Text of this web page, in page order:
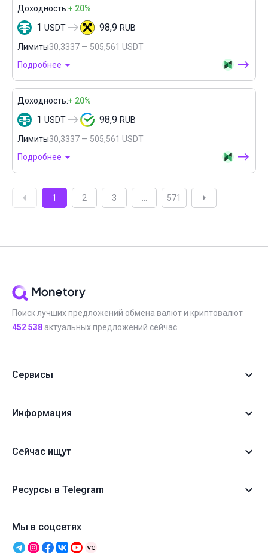
Доходность:+ 20%
1 USDT 98,9 RUB
Лимиты30,3337 — 505,561 USDT
Подробнее
Доходность:+ 20%
1 USDT 98,9 RUB
Лимиты30,3337 — 505,561 USDT
Подробнее
1 2 3 571
Поиск лучших предложений обмена валют и криптовалют
452 538 актуальных предложений сейчас
Сервисы
Информация
Сейчас ищут
Ресурсы в Telegram
Мы в соцсетях